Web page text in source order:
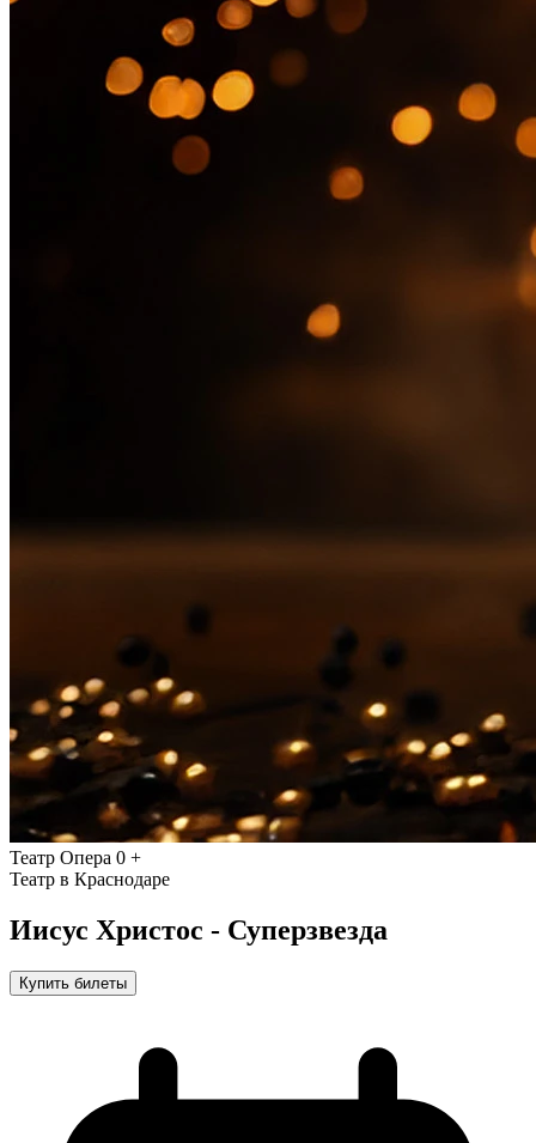
Театр Опера 0 +
Театр в Краснодаре
Иисус Христос - Суперзвезда
Купить билеты